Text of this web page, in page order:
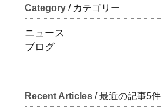
Category / カテゴリー
ニュース
ブログ
Recent Articles / 最近の記事5件